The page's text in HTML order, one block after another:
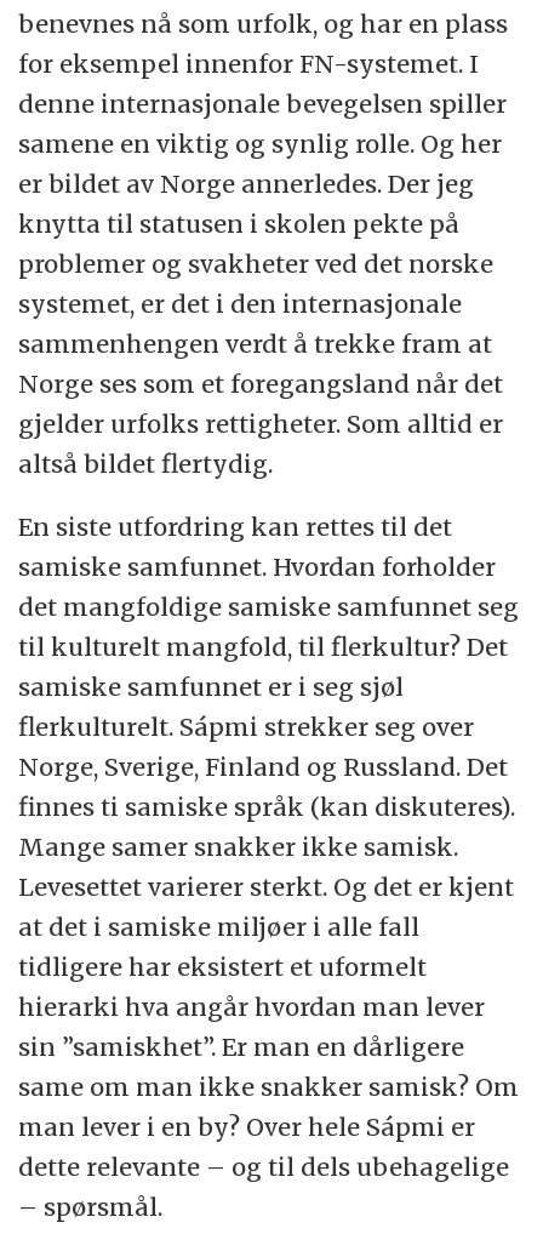
benevnes nå som urfolk, og har en plass
for eksempel innenfor FN-systemet. I
denne internasjonale bevegelsen spiller
samene en viktig og synlig rolle. Og her
er bildet av Norge annerledes. Der jeg
knytta til statusen i skolen pekte på
problemer og svakheter ved det norske
systemet, er det i den internasjonale
sammenhengen verdt å trekke fram at
Norge ses som et foregangsland når det
gjelder urfolks rettigheter. Som alltid er
altså bildet flertydig.
En siste utfordring kan rettes til det
samiske samfunnet. Hvordan forholder
det mangfoldige samiske samfunnet seg
til kulturelt mangfold, til flerkultur? Det
samiske samfunnet er i seg sjøl
flerkulturelt. Sápmi strekker seg over
Norge, Sverige, Finland og Russland. Det
finnes ti samiske språk (kan diskuteres).
Mange samer snakker ikke samisk.
Levesettet varierer sterkt. Og det er kjent
at det i samiske miljøer i alle fall
tidligere har eksistert et uformelt
hierarki hva angår hvordan man lever
sin ”samiskhet”. Er man en dårligere
same om man ikke snakker samisk? Om
man lever i en by? Over hele Sápmi er
dette relevante – og til dels ubehagelige
– spørsmål.